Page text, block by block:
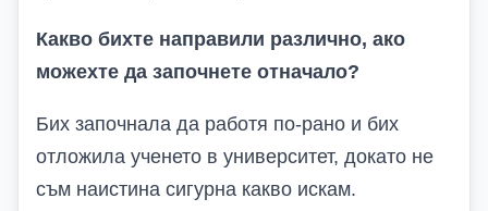
Какво бихте направили различно, ако
можехте да започнете отначало?
Бих започнала да работя по-рано и бих
отложила ученето в университет, докато не
съм наистина сигурна какво искам.